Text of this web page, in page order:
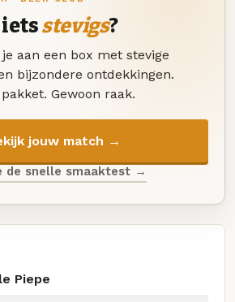
ietsstevigs?
aan een box met stevige
bijzondere ontdekkingen.
Gewoon raak.
jouw match →
de snelle smaaktest →
Piepe